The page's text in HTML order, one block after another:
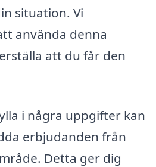
situation. Vi
använda denna
att du får den
i några uppgifter kan
erbjudanden från
Detta ger dig